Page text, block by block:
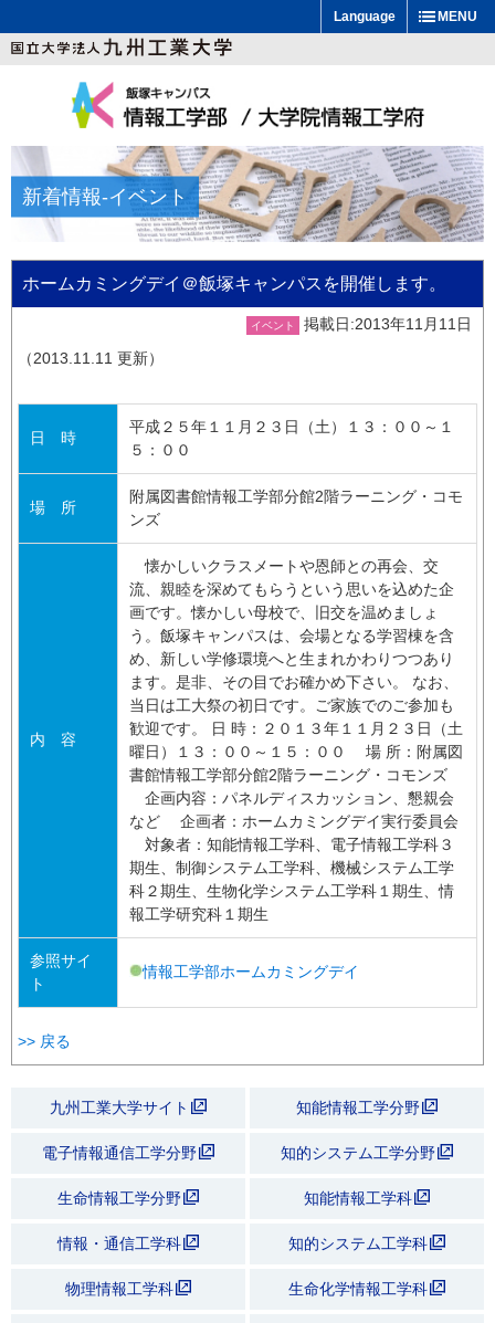
MENU
Language
新着情報-イベント
ホームカミングデイ＠飯塚キャンパスを開催します。
イベント
掲載日:2013年11月11日
（2013.11.11 更新）
日 時
平成２５年１１月２３日（土）１３：００～１
５：００
場 所
附属図書館情報工学部分館2階ラーニング・コモ
ンズ
内 容
懐かしいクラスメートや恩師との再会、交
流、親睦を深めてもらうという思いを込めた企
画です。懐かしい母校で、旧交を温めましょ
う。飯塚キャンパスは、会場となる学習棟を含
め、新しい学修環境へと生まれかわりつつあり
ます。是非、その目でお確かめ下さい。 なお、
当日は工大祭の初日です。ご家族でのご参加も
歓迎です。 日 時：２０１３年１１月２３日（土
曜日）１３：００～１５：００ 場 所：附属図
書館情報工学部分館2階ラーニング・コモンズ
企画内容：パネルディスカッション、懇親会
など 企画者：ホームカミングデイ実行委員会
対象者：知能情報工学科、電子情報工学科３
期生、制御システム工学科、機械システム工学
科２期生、生物化学システム工学科１期生、情
報工学研究科１期生
参照サイ
ト
情報工学部ホームカミングデイ
>> 戻る
九州工業大学サイト 知能情報工学分野
電子情報通信工学分野 知的システム工学分野
生命情報工学分野 知能情報工学科
情報・通信工学科 知的システム工学科
物理情報工学科 生命化学情報工学科